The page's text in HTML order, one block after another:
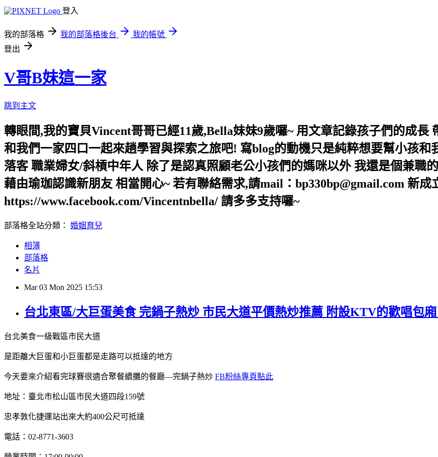
登入
我的部落格 我的部落格後台
我的帳號
登出
V哥B妹這一家
跳到主文
轉眼間,我的寶貝Vincent哥哥已經11歲,Bella妹妹9歲囉~ 用文章記錄孩子們的成
和我們一家四口一起來趟學習與探索之旅吧! 寫blog的動機只是純粹想要幫小孩
落客 職業婦女/斜槓中年人 除了是認真照顧老公小孩們的媽咪以外 我還是個兼職
藉由瑜珈認識新朋友 相當開心~ 若有聯絡需求,請mail：bp330bp@gmail.com 新成
https://www.facebook.com/Vincentnbella/ 請多多支持囉~
部落格全站分類： 婚姻育兒
相簿
部落格
名片
Mar 03 Mon 2025 15:53
台北東區/大巨蛋美食 完鍋子熱炒 市民大道平價熱炒推薦 附設KTV的歡唱包
台北美食一級戰區市民大道
是距離大巨蛋和小巨蛋都是走路可以抵達的地方
今天要來介紹看完球賽很適合聚餐續攤的餐廳—完鍋子熱炒 FB粉絲專頁點此
地址：臺北市松山區市民大道四段159號
忠孝敦化捷運站出來大約400公尺可抵達
電話：02-8771-3603